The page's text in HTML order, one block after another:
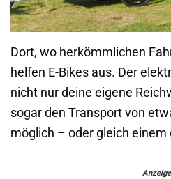
Dort, wo herkömmlichen
helfen E-Bikes aus. Der
nicht nur deine eigene
sogar den Transport von
möglich – oder gleich
Anzeige